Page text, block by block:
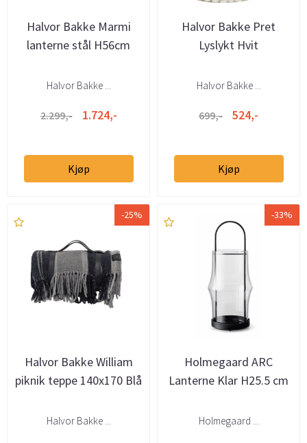
Halvor Bakke Marmi
lanterne stål H56cm
Halvor Bakke ...
2.299,- 1.724,-
Kjøp
Halvor Bakke Pret
Lyslykt Hvit
Halvor Bakke ...
699,- 524,-
Kjøp
-25%
Halvor Bakke William
piknik teppe 140x170 Blå
Halvor Bakke ...
-33%
Holmegaard ARC
Lanterne Klar H25.5 cm
Holmegaard ...